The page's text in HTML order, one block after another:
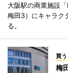
大阪駅の商業施設
梅田3）にキャラク
る。
買う
梅